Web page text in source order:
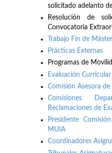
solicitado adelanto
Resolución de
Convocatoria
Trabajo Fin de Máster
Prácticas Externas
Programas de
Evaluación Curricular
Comisión Asesora
Comisiones
Reclamaciones de
Presidente
MUIA
Coordinadores